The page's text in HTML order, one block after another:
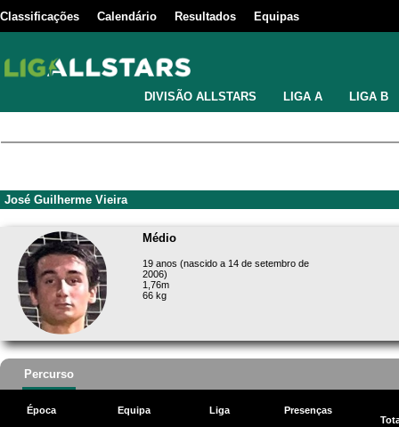
Classificações Calendário Resultados Equipas
DIVISÃO ALLSTARS LIGA A LIGA B
José Guilherme Vieira
Médio
19 anos (nascido a 14 de setembro de
2006)
1,76m
66 kg
Percurso
Época Equipa Liga
Presenças